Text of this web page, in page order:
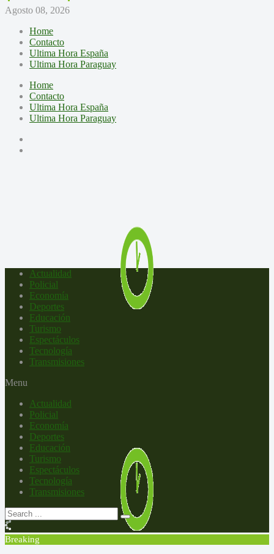
Agosto 08, 2026
Home
Contacto
Ultima Hora España
Ultima Hora Paraguay
Home
Contacto
Ultima Hora España
Ultima Hora Paraguay
Actualidad
Policial
Economía
Deportes
Educación
Turismo
Espectáculos
Tecnología
Transmisiones
Menu
Actualidad
Policial
Economía
Deportes
Educación
Turismo
Espectáculos
Tecnología
Transmisiones
Breaking